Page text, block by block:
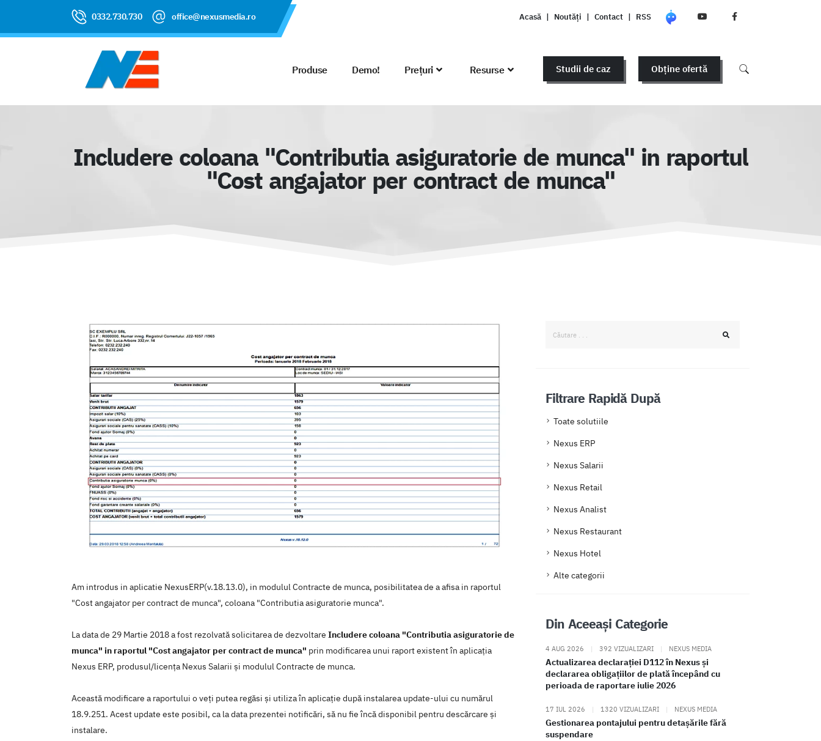
0332.730.730 office@nexusmedia.ro Acasă | Noutăți | Contact | RSS
Produse Demo! Prețuri Resurse Studii de caz Obține ofertă
Includere coloana "Contributia asiguratorie de munca" in raportul
"Cost angajator per contract de munca"
Am introdus in aplicatie NexusERP(v.18.13.0), in modulul Contracte de munca, posibilitatea de a afisa in raportul
"Cost angajator per contract de munca", coloana "Contributia asiguratorie munca".
La data de 29 Martie 2018 a fost rezolvată solicitarea de dezvoltare Includere coloana "Contributia asiguratorie de
munca" in raportul "Cost angajator per contract de munca" prin modificarea unui raport existent în aplicaţia
Nexus ERP, produsul/licenţa Nexus Salarii şi modulul Contracte de munca.
Această modificare a raportului o veţi putea regăsi şi utiliza în aplicaţie după instalarea update-ului cu numărul
18.9.251. Acest update este posibil, ca la data prezentei notificări, să nu fie încă disponibil pentru descărcare şi
instalare.
Filtrare Rapidă După
Toate solutiile
Nexus ERP
Nexus Salarii
Nexus Retail
Nexus Analist
Nexus Restaurant
Nexus Hotel
Alte categorii
Din Aceeași Categorie
4 AUG 2026 | 392 VIZUALIZARI | NEXUS MEDIA
Actualizarea declarației D112 în Nexus și
declararea obligațiilor de plată începând cu
perioada de raportare iulie 2026
17 IUL 2026 | 1320 VIZUALIZARI | NEXUS MEDIA
Gestionarea pontajului pentru detașările fără
suspendare